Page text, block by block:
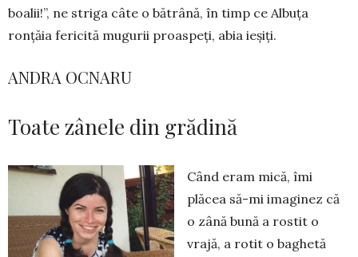
boalii!”, ne striga câte o bătrână, în timp ce Albuța
ronțăia fericită mugurii proaspeți, abia ieșiți.
ANDRA OCNARU
Toate zânele din grădină
Când eram mică, îmi
plăcea să-mi imaginez că
o zână bună a rostit o
vrajă, a rotit o baghetă